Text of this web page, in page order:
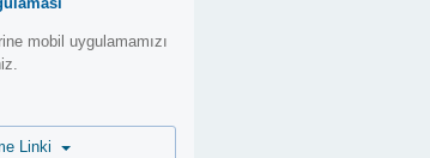
mobil uygulamamızı